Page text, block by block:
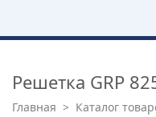
Решетка GRP
Главная > Каталог